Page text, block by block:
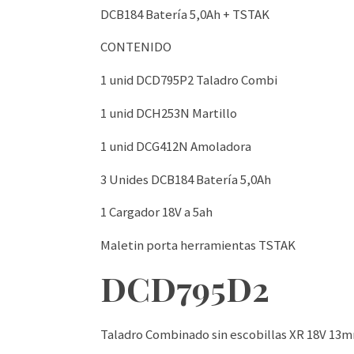
DCB184 Batería 5,0Ah + TSTAK
CONTENIDO
1 unid DCD795P2 Taladro Combi
1 unid DCH253N Martillo
1 unid DCG412N Amoladora
3 Unides DCB184 Batería 5,0Ah
1 Cargador 18V a 5ah
Maletin porta herramientas TSTAK
DCD795D2
Taladro Combinado sin escobillas XR 18V